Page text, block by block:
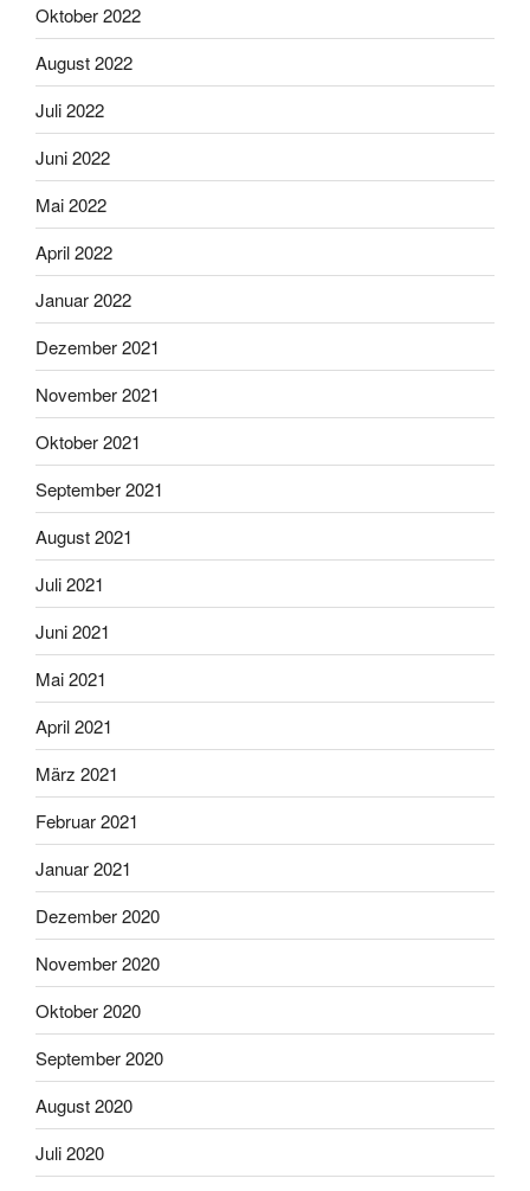
Oktober 2022
August 2022
Juli 2022
Juni 2022
Mai 2022
April 2022
Januar 2022
Dezember 2021
November 2021
Oktober 2021
September 2021
August 2021
Juli 2021
Juni 2021
Mai 2021
April 2021
März 2021
Februar 2021
Januar 2021
Dezember 2020
November 2020
Oktober 2020
September 2020
August 2020
Juli 2020